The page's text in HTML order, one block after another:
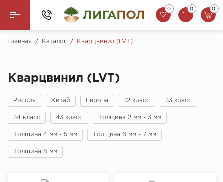
Назад
Кварцвинил (LVT)
Паркетная доска
SPC Ламинат
Инженерная доска
0 0 0
Главная / Каталог / Кварцвинил (LVT)
Кварцвинил (LVT)
Россия Китай Европа 32 класс 33 класс
34 класс 43 класс Толщина 2 мм - 3 мм
Толщина 4 мм - 5 мм Толщина 6 мм - 7 мм
Толщина 8 мм